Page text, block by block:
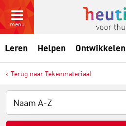
menu
Leren Helpen Ontwikkelen
Terug naar Tekenmateriaal